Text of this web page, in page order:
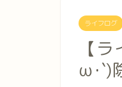
ライフログ
【
ω･`)